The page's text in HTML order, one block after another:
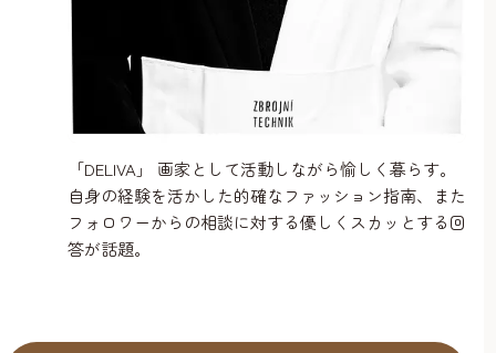
「DELIVA」 画家として活動しながら愉しく暮らす。
自身の経験を活かした的確なファッション指南、また
フォロワーからの相談に対する優しくスカッとする回
答が話題。